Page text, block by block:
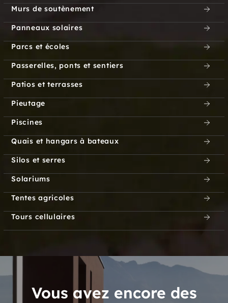
Murs de soutènement
Panneaux solaires
Parcs et écoles
Passerelles, ponts et sentiers
Patios et terrasses
Pieutage
Piscines
Quais et hangars à bateaux
Silos et serres
Solariums
Tentes agricoles
Tours cellulaires
Vous avez encore des